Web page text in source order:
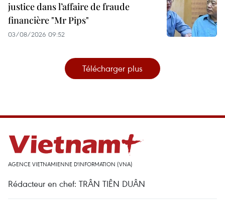
justice dans l’affaire de fraude
financière "Mr Pips"
03/08/2026 09:52
Télécharger plus
AGENCE VIETNAMIENNE D'INFORMATION (VNA)
Rédacteur en chef: TRÂN TIÊN DUÂN